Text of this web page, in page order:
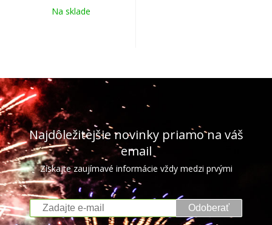
Na sklade
Najdôležitejšie novinky priamo na váš
email
Získajte zaujímavé informácie vždy medzi prvými
Odoberať